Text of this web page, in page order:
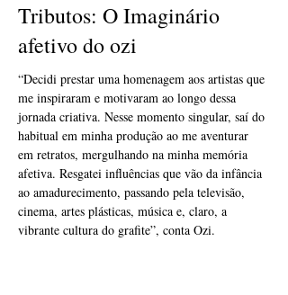
Tributos: O Imaginário
afetivo do ozi
“Decidi prestar uma homenagem aos artistas que
me inspiraram e motivaram ao longo dessa
jornada criativa. Nesse momento singular, saí do
habitual em minha produção ao me aventurar
em retratos, mergulhando na minha memória
afetiva. Resgatei influências que vão da infância
ao amadurecimento, passando pela televisão,
cinema, artes plásticas, música e, claro, a
vibrante cultura do grafite”, conta Ozi.